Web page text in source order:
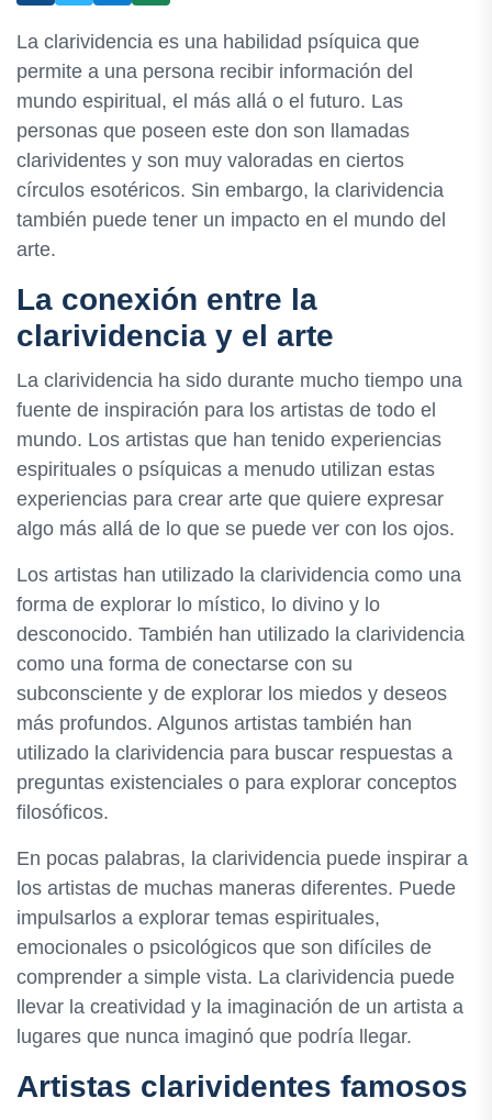
La clarividencia es una habilidad psíquica que
permite a una persona recibir información del
mundo espiritual, el más allá o el futuro. Las
personas que poseen este don son llamadas
clarividentes y son muy valoradas en ciertos
círculos esotéricos. Sin embargo, la clarividencia
también puede tener un impacto en el mundo del
arte.
La conexión entre la
clarividencia y el arte
La clarividencia ha sido durante mucho tiempo una
fuente de inspiración para los artistas de todo el
mundo. Los artistas que han tenido experiencias
espirituales o psíquicas a menudo utilizan estas
experiencias para crear arte que quiere expresar
algo más allá de lo que se puede ver con los ojos.
Los artistas han utilizado la clarividencia como una
forma de explorar lo místico, lo divino y lo
desconocido. También han utilizado la clarividencia
como una forma de conectarse con su
subconsciente y de explorar los miedos y deseos
más profundos. Algunos artistas también han
utilizado la clarividencia para buscar respuestas a
preguntas existenciales o para explorar conceptos
filosóficos.
En pocas palabras, la clarividencia puede inspirar a
los artistas de muchas maneras diferentes. Puede
impulsarlos a explorar temas espirituales,
emocionales o psicológicos que son difíciles de
comprender a simple vista. La clarividencia puede
llevar la creatividad y la imaginación de un artista a
lugares que nunca imaginó que podría llegar.
Artistas clarividentes famosos